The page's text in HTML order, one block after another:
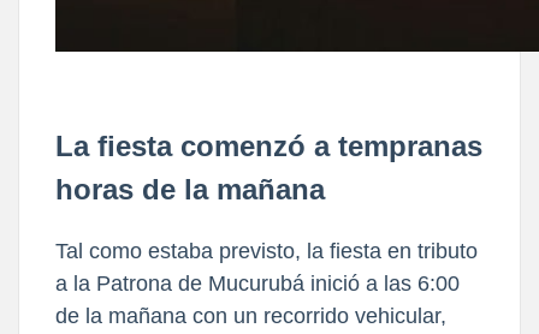
La fiesta comenzó a tempranas
horas de la mañana
Tal como estaba previsto, la fiesta en tributo
a la Patrona de Mucurubá inició a las 6:00
de la mañana con un recorrido vehicular,